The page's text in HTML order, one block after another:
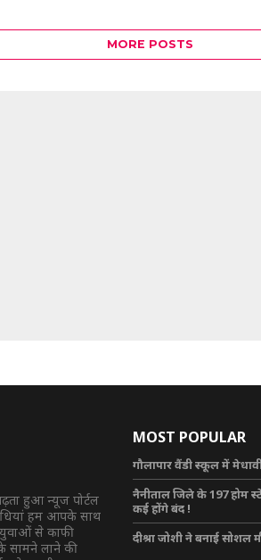
MORE POSTS
हुआ न्यूज पोर्टल
हम आपके साथ
युवाओं से काफी
सामने लाने की
MOST POPULAR
गौलापार वैंडी स्कूल में
नैनीताल जिले के 197 होम
कई होंगे बंद !
दीश्रा जोशी ने बनाई सोशल